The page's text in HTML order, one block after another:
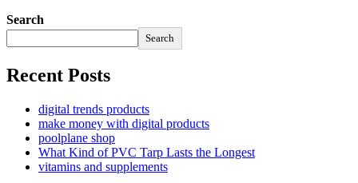
Search
Search
Recent Posts
digital trends products
make money with digital products
poolplane shop
What Kind of PVC Tarp Lasts the Longest
vitamins and supplements